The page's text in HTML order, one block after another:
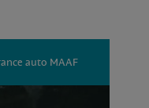
auto MAAF